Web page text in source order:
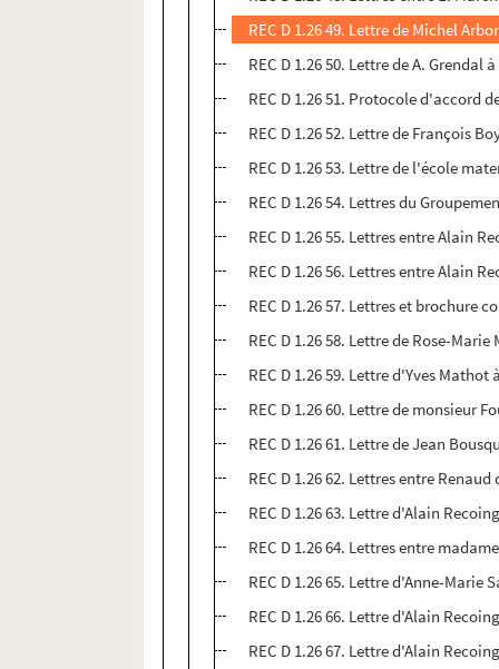
REC D 1.26 49. Lettre de Michel
REC D 1.26 50. Lettre de A. Grendal
REC D 1.26 51. Protocole d'accord
REC D 1.26 52. Lettre de François
REC D 1.26 53. Lettre de l'école
REC D 1.26 54. Lettres du
REC D 1.26 55. Lettres entre Alain
REC D 1.26 56. Lettres entre Alain
REC D 1.26 57. Lettres et brochure
REC D 1.26 58. Lettre de Rose-
REC D 1.26 59. Lettre d'Yves Mathot
REC D 1.26 60. Lettre de monsieur
REC D 1.26 61. Lettre de Jean
REC D 1.26 62. Lettres entre
REC D 1.26 63. Lettre d'Alain
REC D 1.26 64. Lettres entre
REC D 1.26 65. Lettre d'Anne-Marie
REC D 1.26 66. Lettre d'Alain
REC D 1.26 67. Lettre d'Alain